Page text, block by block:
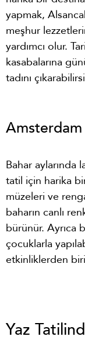
yapmak,
meşhur
yardımcı olur.
kasabalarına
tadını
Amsterdam
Bahar aylarında
tatil için harika
müzeleri ve
baharın canlı
bürünür. Ayrıca
çocuklarla
etkinliklerden
Yaz